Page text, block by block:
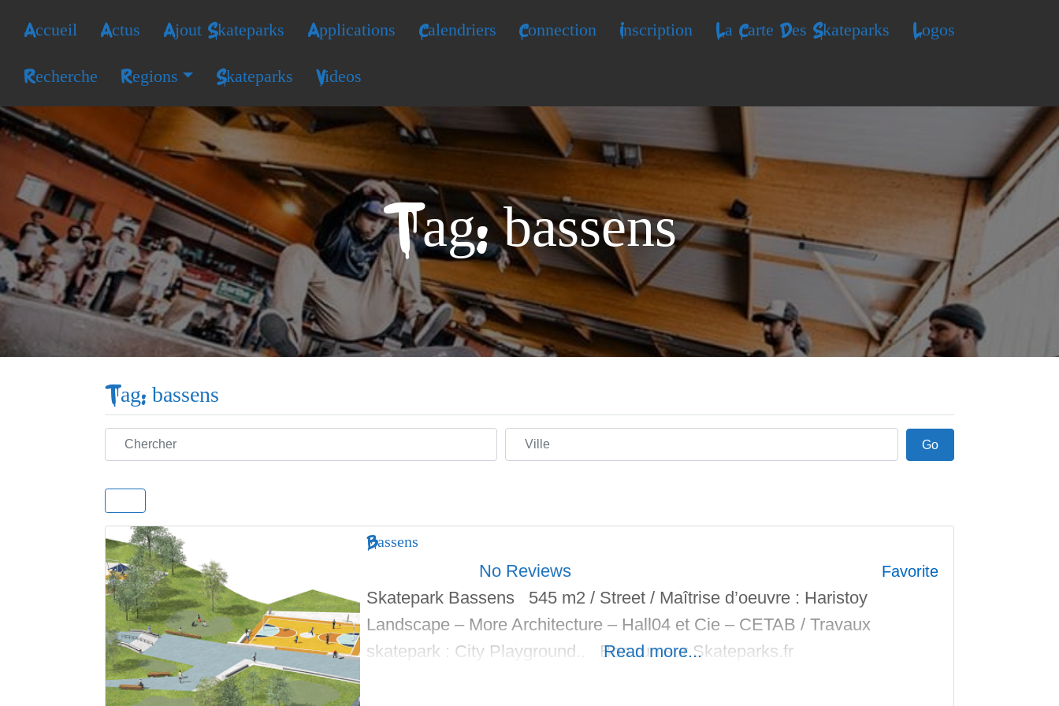
Accueil Actus Ajout Skateparks Applications Calendriers Connection Inscription La Carte Des Skateparks Logos
Recherche Regions Skateparks Videos
Tag: bassens
Tag: bassens
Chercher Ville GoGo
Bassens
No Reviews Favorite
Skatepark Bassens 545 m2 / Street / Maîtrise d’oeuvre : Haristoy
Landscape – More Architecture – Hall04 et Cie – CETAB / Travaux
skatepark : City Playground.. Bon run sur Skateparks.fr
Read more...